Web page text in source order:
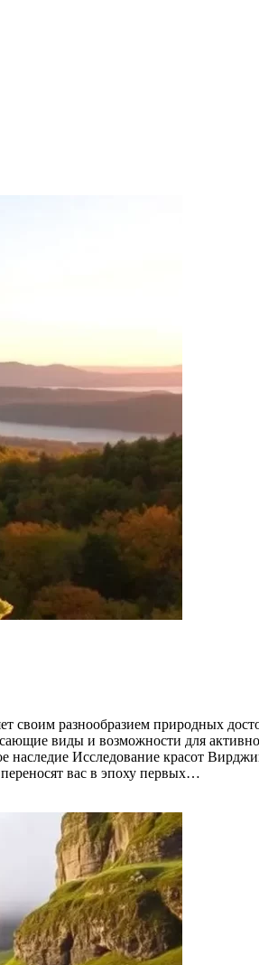
разнообразием природных
виды и возможности для
наследие Исследование красот
вас в эпоху первых…